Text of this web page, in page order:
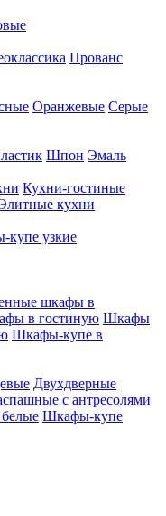
Прованс
Оранжевые Серые
Шпон Эмаль
Кухни-гостиные
кухни
узкие
шкафы в
в гостиную Шкафы
Шкафы-купе в
Двухдверные
с антресолями
Шкафы-купе